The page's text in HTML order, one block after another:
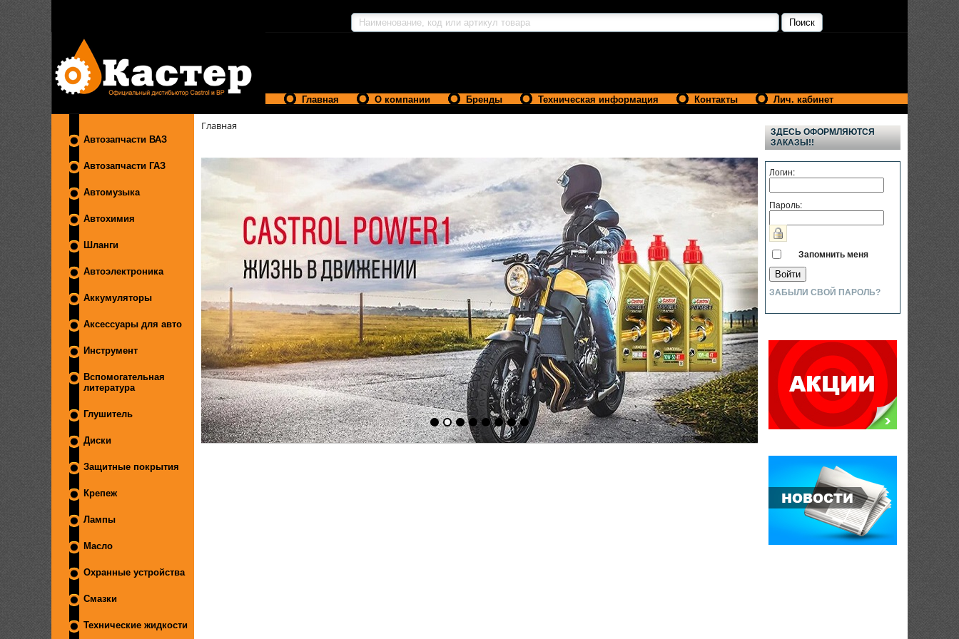
Главная О компании Бренды Техническая информация Контакты Лич. кабинет
Автозапчасти ВАЗ
Автозапчасти ГАЗ
Автомузыка
Автохимия
Шланги
Автоэлектроника
Аккумуляторы
Аксессуары для авто
Инструмент
Вспомогательная
литература
Глушитель
Диски
Защитные покрытия
Крепеж
Лампы
Масло
Охранные устройства
Смазки
Технические жидкости
Главная
ЗДЕСЬ ОФОРМЛЯЮТСЯ
ЗАКАЗЫ!!
Логин:
Пароль:
Запомнить меня
ЗАБЫЛИ СВОЙ ПАРОЛЬ?